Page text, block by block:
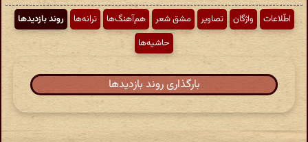
اطّلاعات واژگان تصاویر مشق شعر هم‌آهنگ‌ها ترانه‌ها
روند بازدیدها
حاشیه‌ها
بارگذاری روند بازدیدها